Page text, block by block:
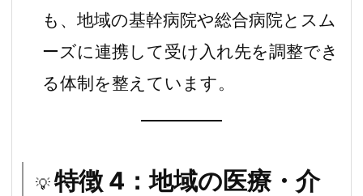
も、地域の基幹病院や総合病院とスム
ーズに連携して受け入れ先を調整でき
る体制を整えています。
💡特徴 4：地域の医療・介